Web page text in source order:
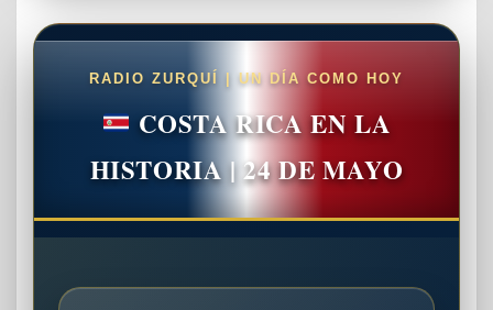
RADIO ZURQUÍ | UN DÍA COMO HOY
COSTA RICA EN LA
HISTORIA | 24 DE MAYO